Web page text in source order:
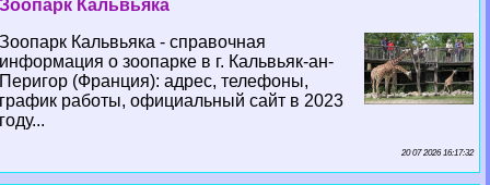
Зоопарк Кальвьяка
Зоопарк Кальвьяка - справочная
информация о зоопарке в г. Кальвьяк-ан-
Перигор (Франция): адрес, телефоны,
график работы, официальный сайт в 2023
году...
20 07 2026 16:17:32